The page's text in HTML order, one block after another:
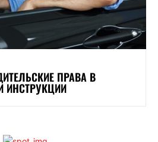
ПРАВА В
ИНСТРУКЦИИ